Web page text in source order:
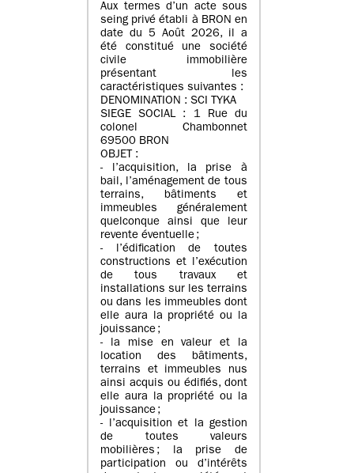
Aux termes d’un acte sous
seing privé établi à BRON en
date du 5 Août 2026, il a
été constitué une société
civile immobilière
présentant les
caractéristiques suivantes :
DENOMINATION : SCI TYKA
SIEGE SOCIAL : 1 Rue du
colonel Chambonnet
69500 BRON
OBJET :
- l’acquisition, la prise à
bail, l’aménagement de tous
terrains, bâtiments et
immeubles généralement
quelconque ainsi que leur
revente éventuelle ;
- l’édification de toutes
constructions et l’exécution
de tous travaux et
installations sur les terrains
ou dans les immeubles dont
elle aura la propriété ou la
jouissance ;
- la mise en valeur et la
location des bâtiments,
terrains et immeubles nus
ainsi acquis ou édifiés, dont
elle aura la propriété ou la
jouissance ;
- l’acquisition et la gestion
de toutes valeurs
mobilières ; la prise de
participation ou d’intérêts